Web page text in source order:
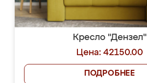
Кресло "Дензел"
Цена: 42150.00
ПОДРОБНЕЕ